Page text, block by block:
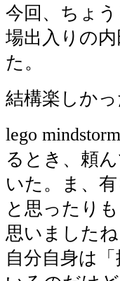
今回、ちょ
場出入りの
た。
結構楽しかっ
lego
るとき、頼
いた。ま、
と思ったり
思いましたね
自分自身は